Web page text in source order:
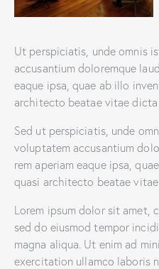
Ut perspiciatis, unde omnis
accusantium doloremque
eaque ipsa, quae ab illo
architecto beatae vitae dicta
Sed ut perspiciatis, unde
voluptatem accusantium
rem aperiam eaque ipsa,
quasi architecto beatae
Lorem ipsum dolor sit amet,
sed do eiusmod tempor
magna aliqua. Ut enim ad
exercitation ullamco laboris